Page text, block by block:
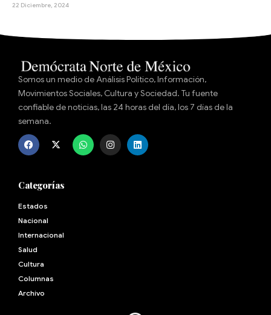
22 Diciembre, 2024
Somos un medio de Análisis Político, Información,
Movimientos Sociales, Cultura y Sociedad. Tu fuente
confiable de noticias, las 24 horas del día, los 7 días de la
semana.
Categorías
Estados
Nacional
Internacional
Salud
Cultura
Archivo